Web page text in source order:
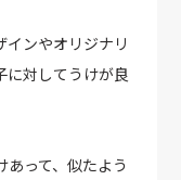
ンやオリジナリ
に対してうけが良
って、似たよう